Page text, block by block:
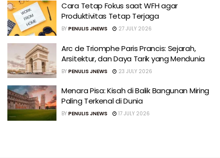
Cara Tetap Fokus saat WFH agar
Produktivitas Tetap Terjaga
BY PENULIS JNEWS 27 JULY 2026
Arc de Triomphe Paris Prancis: Sejarah,
Arsitektur, dan Daya Tarik yang Mendunia
BY PENULIS JNEWS 23 JULY 2026
Menara Pisa: Kisah di Balik Bangunan Miring
Paling Terkenal di Dunia
BY PENULIS JNEWS 17 JULY 2026